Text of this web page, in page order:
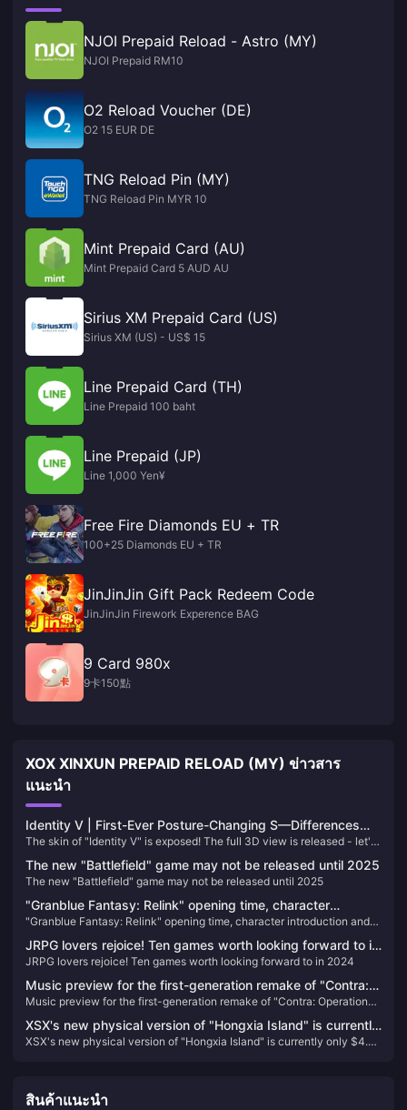
NJOI Prepaid Reload - Astro (MY)
NJOI Prepaid RM10
O2 Reload Voucher (DE)
O2 15 EUR DE
TNG Reload Pin (MY)
TNG Reload Pin MYR 10
Mint Prepaid Card (AU)
Mint Prepaid Card 5 AUD AU
Sirius XM Prepaid Card (US)
Sirius XM (US) - US$ 15
Line Prepaid Card (TH)
Line Prepaid 100 baht
Line Prepaid (JP)
Line 1,000 Yen¥
Free Fire Diamonds EU + TR
100+25 Diamonds EU + TR
JinJinJin Gift Pack Redeem Code
JinJinJin Firework Experence BAG
9 Card 980x
9卡150點
XOX XINXUN PREPAID RELOAD (MY) ข่าวสาร
แนะนำ
Identity V | First-Ever Posture-Changing S—Differences
from the Poster?
The skin of "Identity V" is exposed! The full 3D view is released - let's
The new "Battlefield" game may not be released until 2025
The new "Battlefield" game may not be released until 2025
"Granblue Fantasy: Relink" opening time, character
introduction and other information announced
"Granblue Fantasy: Relink" opening time, character introduction and
JRPG lovers rejoice! Ten games worth looking forward to in
2024
JRPG lovers rejoice! Ten games worth looking forward to in 2024
Music preview for the first-generation remake of "Contra:
Operation Galuga"
Music preview for the first-generation remake of "Contra: Operation
XSX's new physical version of "Hongxia Island" is currently
only $4.37 on GameSpot
XSX's new physical version of "Hongxia Island" is currently only $4.37
สินค้าแนะนำ